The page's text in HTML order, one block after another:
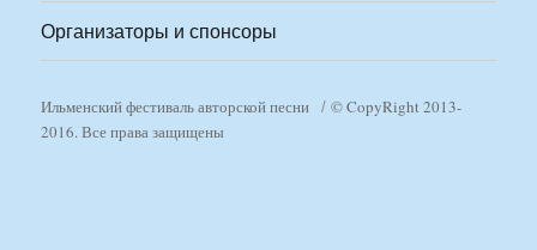
Организаторы и спонсоры
Ильменский фестиваль авторской песни
© CopyRight 2013-
2016. Все права защищены